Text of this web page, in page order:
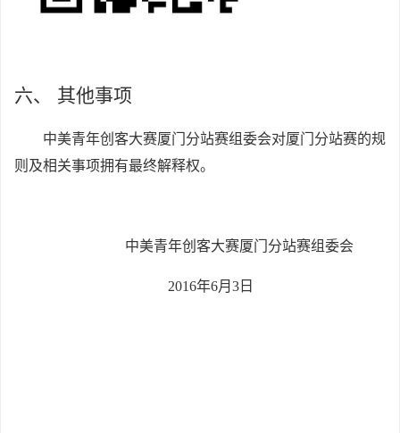
六、 其他事项
中美青年创客大赛厦门分站赛组委会对厦门分站赛的规
则及相关事项拥有最终解释权。
中美青年创客大赛厦门分站赛组委会
2016年6月3日